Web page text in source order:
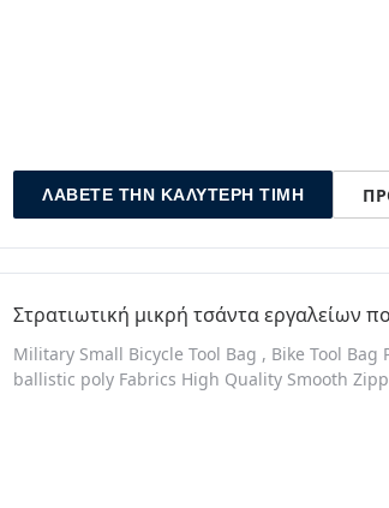
ΛΆΒΕΤΕ ΤΗΝ ΚΑΛΎΤΕΡΗ ΤΙΜΉ
Στρατιωτική μικρή τσάντα
Military Small Bicycle Tool Bag , Bike Tool
ballistic poly Fabrics High Quality Smooth